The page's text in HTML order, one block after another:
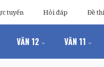
tuyến Hỏi đáp Đề thi
VĂN 12 VĂN 11